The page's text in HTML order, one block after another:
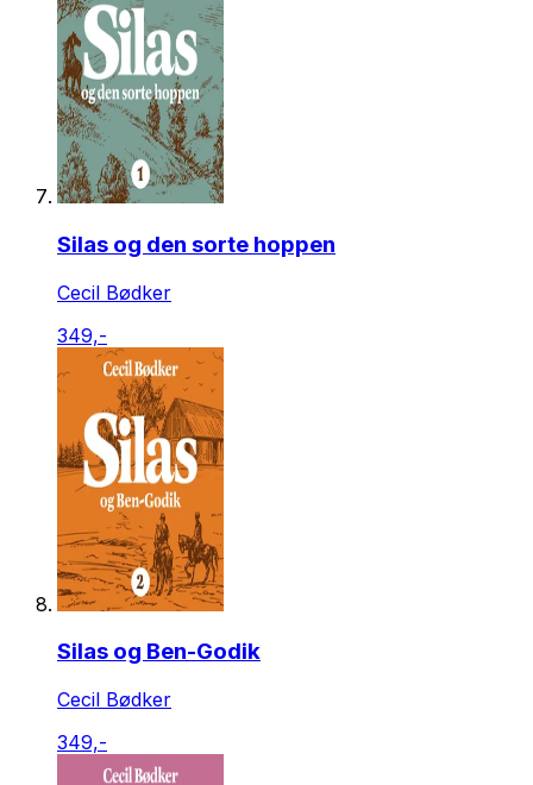
Silas og den sorte hoppen
Cecil Bødker
349,-
Silas og Ben-Godik
Cecil Bødker
349,-